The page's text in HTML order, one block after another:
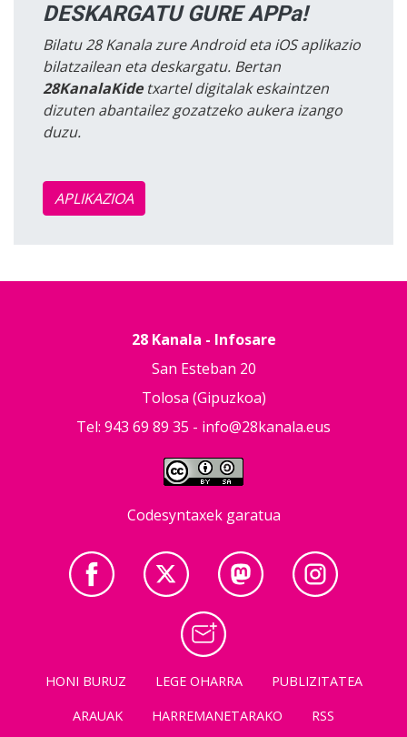
DESKARGATU GURE APPa!
Bilatu 28 Kanala zure Android eta iOS aplikazio
bilatzailean eta deskargatu. Bertan
28KanalaKidetxartel digitalak eskaintzen
dizuten abantailez gozatzeko aukera izango
duzu.
APLIKAZIOA
28 Kanala - Infosare
San Esteban 20
Tolosa (Gipuzkoa)
Tel: 943 69 89 35 - info@28kanala.eus
Codesyntaxek garatua
HONI BURUZ LEGE OHARRA
PUBLIZITATEA
ARAUAK
HARREMANETARAKO RSS